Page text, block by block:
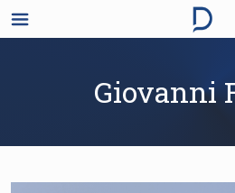
Giovanni